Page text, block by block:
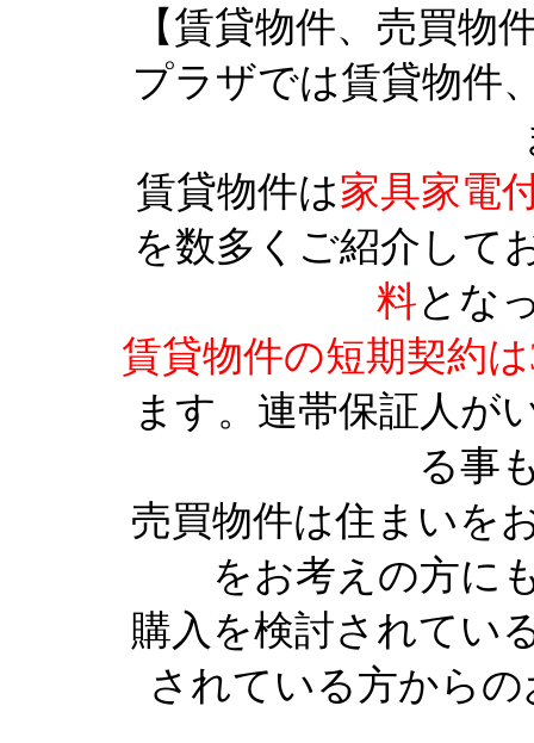
【賃貸物件、売買物
プラザでは賃貸物件
賃貸物件は家具家電
を数多くご紹介して
料とな
賃貸物件の短期契約
ます。連帯保証人が
る事
売買物件は住まいを
をお考えの方に
購入を検討されてい
されている方から